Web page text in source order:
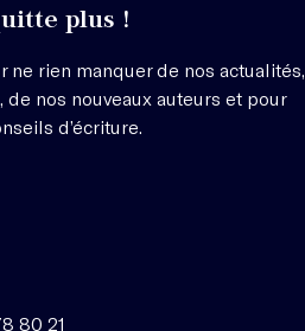
plus !
ne rien manquer de nos actualités,
de nos nouveaux auteurs et pour
d’écriture.
80 21